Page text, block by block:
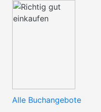
Alle Buchangebote